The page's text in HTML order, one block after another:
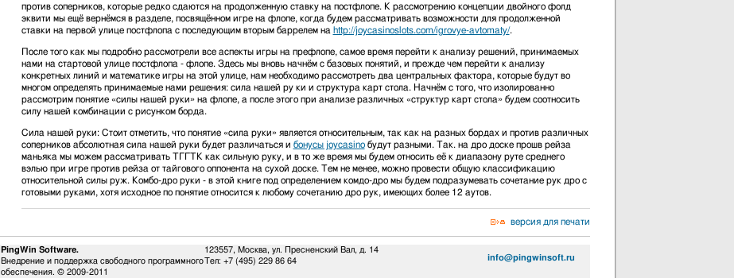
против соперников, которые редко сдаются на продолженную ставку на постфлопе. К рассмотрению концепции двойного фолд
эквити мы ещё вернёмся в разделе, посвящённом игре на флопе, когда будем рассматривать возможности для продолженной
ставки на первой улице постфлопа с последующим вторым баррелем на http://joycasinoslots.com/igrovye-avtomaty/.
После того как мы подробно рассмотрели все аспекты игры на префлопе, самое время перейти к анализу решений, принимаемых
нами на стартовой улице постфлопа - флопе. Здесь мы вновь начнём с базовых понятий, и прежде чем перейти к анализу
конкретных линий и математике игры на этой улице, нам необходимо рассмотреть два центральных фактора, которые будут во
многом определять принимаемые нами решения: сила нашей ру ки и структура карт стола. Начнём с того, что изолированно
рассмотрим понятие «силы нашей руки» на флопе, а после этого при анализе различных «структур карт стола» будем соотносить
силу нашей комбинации с рисунком борда.
Сила нашей руки: Стоит отметить, что понятие «сила руки» является относительным, так как на разных бордах и против различных
соперников абсолютная сила нашей руки будет различаться и бонусы joycasinoбудут разными. Так. на дро доске прошв рейза
маньяка мы можем рассматривать ТГГТК как сильную руку, и в то же время мы будем относить её к диапазону руте среднего
вэлью при игре против рейза от тайгового оппонента на сухой доске. Тем не менее, можно провести общую классификацию
относительной силы руж. Комбо-дро руки - в этой книге под определением комдо-дро мы будем подразумевать сочетание рук дро с
готовыми руками, хотя исходное по понятие относится к любому сочетанию дро рук, имеющих более 12 аутов.
версия для печати
PingWin Software.
Внедрение и поддержка свободного программного
обеспечения. © 2009-2011
123557, Москва, ул. Пресненский Вал, д. 14
Тел: +7 (495) 229 86 64 info@pingwinsoft.ru